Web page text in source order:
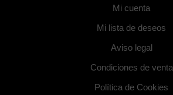
Mi cuenta
Mi lista de deseos
Aviso legal
Condiciones de venta
Política de Cookies